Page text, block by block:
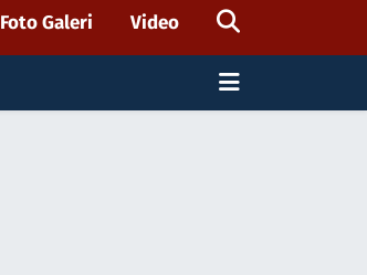
Foto Galeri Video